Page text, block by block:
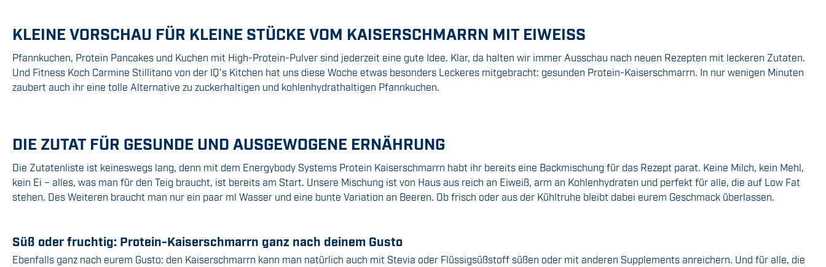
KLEINE VORSCHAU FÜR KLEINE STÜCKE VOM KAISERSCHMARRN MIT EIWEISS
Pfannkuchen, Protein Pancakes und Kuchen mit High-Protein-Pulver sind jederzeit eine gute Idee. Klar, da halten wir immer Ausschau nach neuen Rezepten mit leckeren Zutaten.
Und Fitness Koch Carmine Stillitano von der IQ's Kitchen hat uns diese Woche etwas besonders Leckeres mitgebracht: gesunden Protein-Kaiserschmarrn. In nur wenigen Minuten
zaubert auch ihr eine tolle Alternative zu zuckerhaltigen und kohlenhydrathaltigen Pfannkuchen.
DIE ZUTAT FÜR GESUNDE UND AUSGEWOGENE ERNÄHRUNG
Die Zutatenliste ist keineswegs lang, denn mit dem Energybody Systems Protein Kaiserschmarrn habt ihr bereits eine Backmischung für das Rezept parat. Keine Milch, kein Mehl,
kein Ei – alles, was man für den Teig braucht, ist bereits am Start. Unsere Mischung ist von Haus aus reich an Eiweiß, arm an Kohlenhydraten und perfekt für alle, die auf Low Fat
stehen. Des Weiteren braucht man nur ein paar ml Wasser und eine bunte Variation an Beeren. Ob frisch oder aus der Kühltruhe bleibt dabei eurem Geschmack überlassen.
Süß oder fruchtig: Protein-Kaiserschmarrn ganz nach deinem Gusto
Ebenfalls ganz nach eurem Gusto: den Kaiserschmarrn kann man natürlich auch mit Stevia oder Flüssigsüßstoff süßen oder mit anderen Supplements anreichern. Und für alle, die